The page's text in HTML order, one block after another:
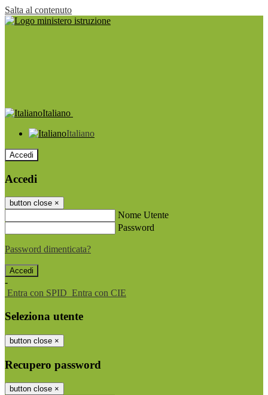
Salta al contenuto
Italiano
Italiano
Accedi
Accedi
button close ×
Nome Utente
Password
Password dimenticata?
-
Entra con SPID Entra con CIE
Seleziona utente
button close ×
Recupero password
button close ×